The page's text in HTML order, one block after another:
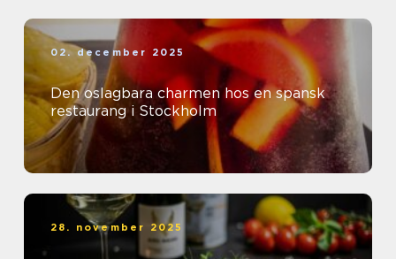
02. december 2025
Den oslagbara charmen hos en spansk
restaurang i Stockholm
28. november 2025